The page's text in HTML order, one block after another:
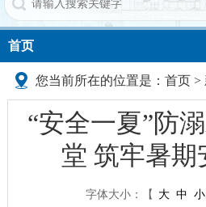
首页
您当前所在的位置是： 首页>
“安全一夏”防
堂 筑牢暑期
字体大小： 【 大 中 小